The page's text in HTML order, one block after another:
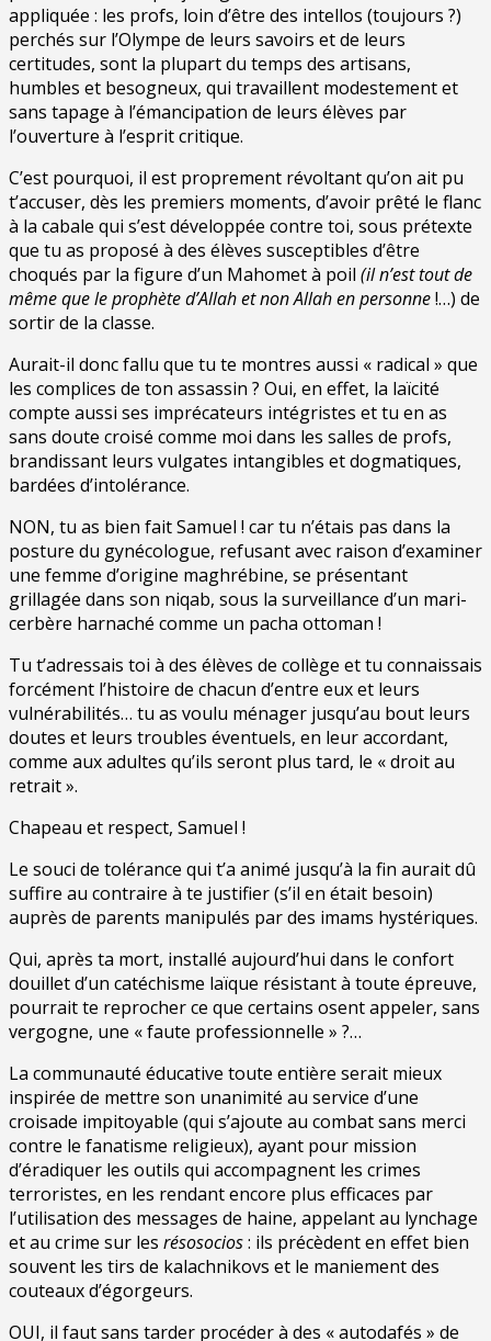
appliquée : les profs, loin d’être des intellos (toujours ?)
perchés sur l’Olympe de leurs savoirs et de leurs
certitudes, sont la plupart du temps des artisans,
humbles et besogneux, qui travaillent modestement et
sans tapage à l’émancipation de leurs élèves par
l’ouverture à l’esprit critique.
C’est pourquoi, il est proprement révoltant qu’on ait pu
t’accuser, dès les premiers moments, d’avoir prêté le flanc
à la cabale qui s’est développée contre toi, sous prétexte
que tu as proposé à des élèves susceptibles d’être
choqués par la figure d’un Mahomet à poil (il n’est tout de
même que le prophète d’Allah etnon Allah en personne!…) de
sortir de la classe.
Aurait-il donc fallu que tu te montres aussi « radical » que
les complices de ton assassin ? Oui, en effet, la laïcité
compte aussi ses imprécateurs intégristes et tu en as
sans doute croisé comme moi dans les salles de profs,
brandissant leurs vulgates intangibles et dogmatiques,
bardées d’intolérance.
NON, tu as bien fait Samuel ! car tu n’étais pas dans la
posture du gynécologue, refusant avec raison d’examiner
une femme d’origine maghrébine, se présentant
grillagée dans son niqab, sous la surveillance d’un mari-
cerbère harnaché comme un pacha ottoman !
Tu t’adressais toi à des élèves de collège et tu connaissais
forcément l’histoire de chacun d’entre eux et leurs
vulnérabilités… tu as voulu ménager jusqu’au bout leurs
doutes et leurs troubles éventuels, en leur accordant,
comme aux adultes qu’ils seront plus tard, le « droit au
retrait ».
Chapeau et respect, Samuel !
Le souci de tolérance qui t’a animé jusqu’à la fin aurait dû
suffire au contraire à te justifier (s’il en était besoin)
auprès de parents manipulés par des imams hystériques.
Qui, après ta mort, installé aujourd’hui dans le confort
douillet d’un catéchisme laïque résistant à toute épreuve,
pourrait te reprocher ce que certains osent appeler, sans
vergogne, une « faute professionnelle » ?…
La communauté éducative toute entière serait mieux
inspirée de mettre son unanimité au service d’une
croisade impitoyable (qui s’ajoute au combat sans merci
contre le fanatisme religieux), ayant pour mission
d’éradiquer les outils qui accompagnent les crimes
terroristes, en les rendant encore plus efficaces par
l’utilisation des messages de haine, appelant au lynchage
et au crime sur les résosocios: ils précèdent en effet bien
souvent les tirs de kalachnikovs et le maniement des
couteaux d’égorgeurs.
OUI, il faut sans tarder procéder à des « autodafés » de